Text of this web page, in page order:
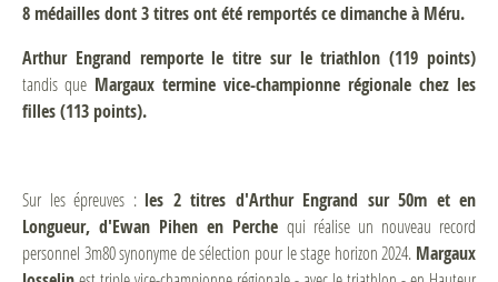
8 médailles dont 3 titres ont été remportés ce dimanche à Méru.
Arthur Engrand remporte le titre sur le triathlon (119 points)
tandis que Margaux termine vice-championne régionale chez les
filles (113 points).
Sur les épreuves : les 2 titres d'Arthur Engrand sur 50m et en
Longueur, d'Ewan Pihen en Perche qui réalise un nouveau record
personnel 3m80 synonyme de sélection pour le stage horizon 2024. Margaux